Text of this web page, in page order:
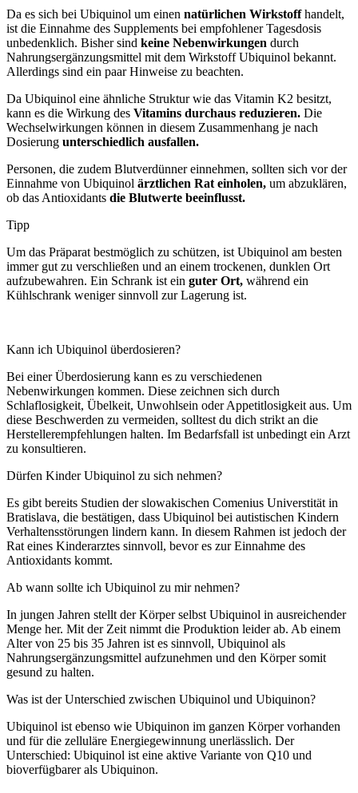
Da es sich bei Ubiquinol um einen natürlichen Wirkstoffhandelt,
ist die Einnahme des Supplements bei empfohlener Tagesdosis
unbedenklich. Bisher sind keine Nebenwirkungen durch
Nahrungsergänzungsmittel mit dem Wirkstoff Ubiquinol bekannt.
Allerdings sind ein paar Hinweise zu beachten.
Da Ubiquinol eine ähnliche Struktur wie das Vitamin K2 besitzt,
kann es die Wirkung des Vitamins durchaus reduzieren. Die
Wechselwirkungen können in diesem Zusammenhang je nach
Dosierung unterschiedlich ausfallen.
Personen, die zudem Blutverdünner einnehmen, sollten sich vor der
Einnahme von Ubiquinol ärztlichen Rat einholen, um abzuklären,
ob das Antioxidants die Blutwerte beeinflusst.
Tipp
Um das Präparat bestmöglich zu schützen, ist Ubiquinol am besten
immer gut zu verschließen und an einem trockenen, dunklen Ort
aufzubewahren. Ein Schrank ist ein guter Ort, während ein
Kühlschrank weniger sinnvoll zur Lagerung ist.
Kann ich Ubiquinol überdosieren?
Bei einer Überdosierung kann es zu verschiedenen
Nebenwirkungen kommen. Diese zeichnen sich durch
Schlaflosigkeit, Übelkeit, Unwohlsein oder Appetitlosigkeit aus. Um
diese Beschwerden zu vermeiden, solltest du dich strikt an die
Herstellerempfehlungen halten. Im Bedarfsfall ist unbedingt ein Arzt
zu konsultieren.
Dürfen Kinder Ubiquinol zu sich nehmen?
Es gibt bereits Studien der slowakischen Comenius Universtität in
Bratislava, die bestätigen, dass Ubiquinol bei autistischen Kindern
Verhaltensstörungen lindern kann. In diesem Rahmen ist jedoch der
Rat eines Kinderarztes sinnvoll, bevor es zur Einnahme des
Antioxidants kommt.
Ab wann sollte ich Ubiquinol zu mir nehmen?
In jungen Jahren stellt der Körper selbst Ubiquinol in ausreichender
Menge her. Mit der Zeit nimmt die Produktion leider ab. Ab einem
Alter von 25 bis 35 Jahren ist es sinnvoll, Ubiquinol als
Nahrungsergänzungsmittel aufzunehmen und den Körper somit
gesund zu halten.
Was ist der Unterschied zwischen Ubiquinol und Ubiquinon?
Ubiquinol ist ebenso wie Ubiquinon im ganzen Körper vorhanden
und für die zelluläre Energiegewinnung unerlässlich. Der
Unterschied: Ubiquinol ist eine aktive Variante von Q10 und
bioverfügbarer als Ubiquinon.